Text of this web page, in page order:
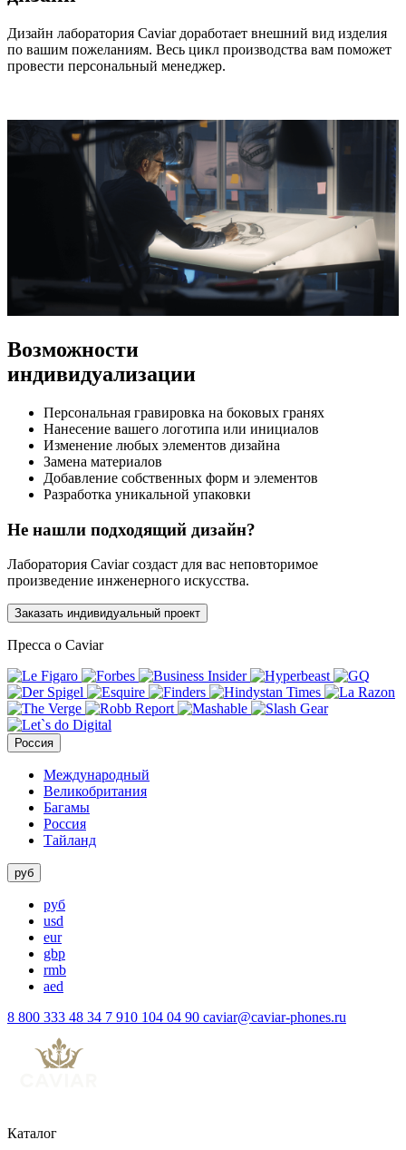
Дизайн лаборатория Caviar доработает внешний вид изделия
по вашим пожеланиям. Весь цикл производства вам поможет
провести персональный менеджер.
Возможности
индивидуализации
Персональная гравировка на боковых гранях
Нанесение вашего логотипа или инициалов
Изменение любых элементов дизайна
Замена материалов
Добавление собственных форм и элементов
Разработка уникальной упаковки
Не нашли подходящий дизайн?
Лаборатория Caviar создаст для вас неповторимое
произведение инженерного искусства.
Заказать индивидуальный проект
Пресса о Caviar
Россия
Международный
Великобритания
Багамы
Россия
Тайланд
руб
руб
usd
eur
gbp
rmb
aed
8 800 333 48 34 7 910 104 04 90 caviar@caviar-phones.ru
Каталог